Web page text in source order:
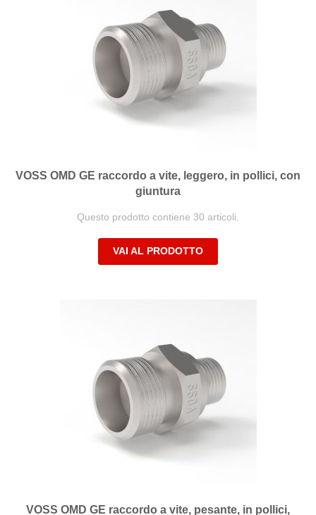
VOSS OMD GE raccordo a vite, leggero, in pollici, con
giuntura
Questo prodotto contiene 30 articoli.
VAI AL PRODOTTO
VOSS OMD GE raccordo a vite, pesante, in pollici,